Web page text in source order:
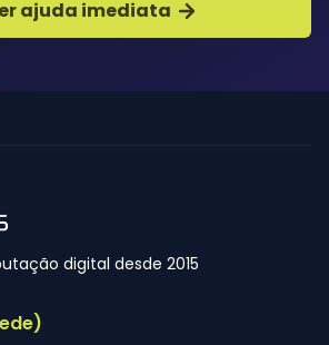
ajuda imediata
digital desde 2015